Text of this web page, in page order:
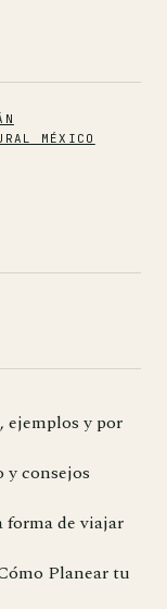
MÉXICO
y por
consejos
de viajar
Planear tu